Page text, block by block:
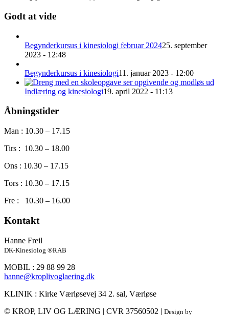
Godt at vide
Begynderkursus i kinesiologi februar 202425. september
2023 - 12:48
Begynderkursus i kinesiologi11. januar 2023 - 12:00
Indlæring og kinesiologi19. april 2022 - 11:13
Åbningstider
Man : 10.30 – 17.15
Tirs : 10.30 – 18.00
Ons : 10.30 – 17.15
Tors : 10.30 – 17.15
Fre : 10.30 – 16.00
Kontakt
Hanne Freil
DK-Kinesiolog ®RAB
MOBIL : 29 88 99 28
hanne@kroplivoglaering.dk
KLINIK : Kirke Værløsevej 34 2. sal, Værløse
© KROP, LIV OG LÆRING | CVR 37560502 | Design by